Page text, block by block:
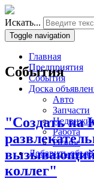
Искать...
Toggle navigation
Главная
Предприятия
События
Доска
Авто
Запчасти
Работа
Разное
Добавить
События
"Создать на
вызывающий
коллег"